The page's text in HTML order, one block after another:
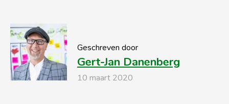
Geschreven door
Gert-Jan Danenberg
10 maart 2020